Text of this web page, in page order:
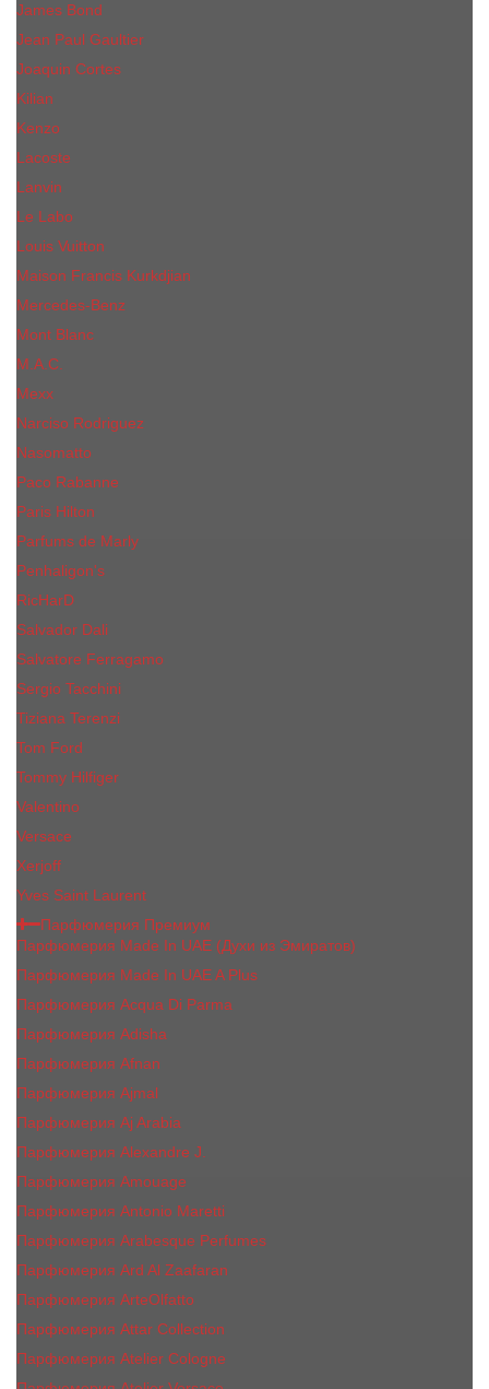
James Bond
Jean Paul Gaultier
Joaquin Сortes
Kilian
Kenzo
Lacoste
Lanvin
Le Labo
Louis Vuitton
Maison Francis Kurkdjian
Mercedes-Benz
Mont Blanc
M.А.C.
Mexx
Narciso Rodriguez
Nasomatto
Paco Rabanne
Paris Hilton
Parfums de Marly
Penhaligon​'s
RicHarD
Salvador Dali
Salvatore Ferragamo
Sergio Tacchini
Tiziana Terenzi
Tom Ford
Tommy Hilfiger
Valentino
Versace
Xerjoff
Yves Saint Laurent
Парфюмерия Премиум
Парфюмерия Made In UAE (Духи из Эмиратов)
Парфюмерия Made In UAE A Plus
Парфюмерия Acqua Di Parma
Парфюмерия Adisha
Парфюмерия Afnan
Парфюмерия Ajmal
Парфюмерия Aj Arabia
Парфюмерия Alexandre J.
Парфюмерия Amouage
Парфюмерия Antonio Maretti
Парфюмерия Arabesque Perfumes
Парфюмерия Ard Al Zaafaran
Парфюмерия ArteOlfatto
Парфюмерия Attar Collection
Парфюмерия Atelier Cologne